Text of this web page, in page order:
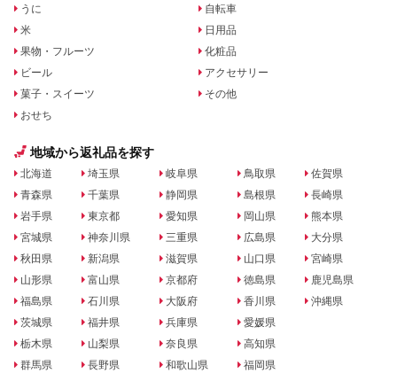
うに
米
果物・フルーツ
ビール
菓子・スイーツ
おせち
自転車
日用品
化粧品
アクセサリー
その他
地域から返礼品を探す
北海道
青森県
岩手県
宮城県
秋田県
山形県
福島県
茨城県
栃木県
群馬県
埼玉県
千葉県
東京都
神奈川県
新潟県
富山県
石川県
福井県
山梨県
長野県
岐阜県
静岡県
愛知県
三重県
滋賀県
京都府
大阪府
兵庫県
奈良県
和歌山県
鳥取県
島根県
岡山県
広島県
山口県
徳島県
香川県
愛媛県
高知県
福岡県
佐賀県
長崎県
熊本県
大分県
宮崎県
鹿児島県
沖縄県